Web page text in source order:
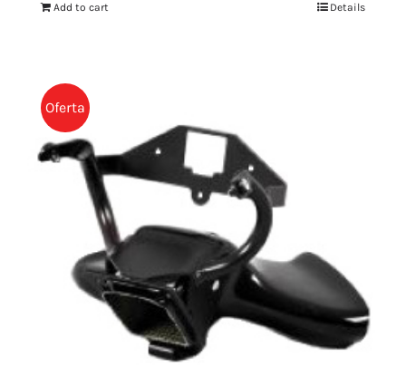
Add to cart Details
Oferta